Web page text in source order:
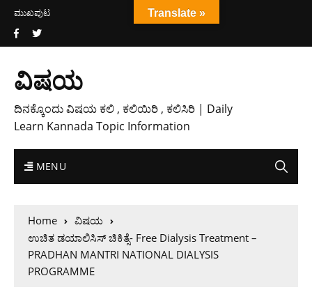
ಮುಖಪುಟ
ವಿಷಯ
ದಿನಕ್ಕೊಂದು ವಿಷಯ ಕಲಿ , ಕಲಿಯಿರಿ , ಕಲಿಸಿರಿ | Daily
Learn Kannada Topic Information
MENU
Home
ವಿಷಯ
ಉಚಿತ ಡಯಾಲಿಸಿಸ್ ಚಿಕಿತ್ಸೆ- Free Dialysis Treatment –
PRADHAN MANTRI NATIONAL DIALYSIS
PROGRAMME
Translate »